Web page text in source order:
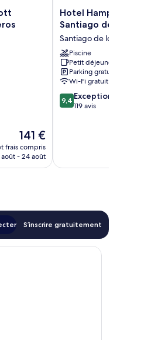
Le
nouveau
prix
141 €
frais compris
- 24 août
Hotel
Hampton
Hilton
Santiago
de
los
Caballeros
Santiago
de
Hotel Hampton by
Santiago de los
Santiago de los
Piscine
Petit déjeuner gratuit
Parking gratuit
Wi-Fi gratuit
9.4
sur
9,4 Exceptionnel
119 avis
S’inscrire gratuitement